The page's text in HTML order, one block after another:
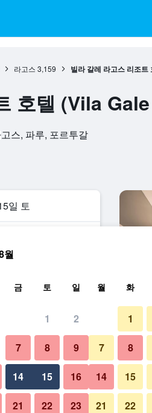
라고스 3,159 빌라 갈레 라고스 리조트
호텔 (Vila
스, 파루, 포르투갈
일 토
바로 예약
프론
월
금 토 일
1 2
7 8 9
14 15 16
21 22 23
월 화
1
7 8
14 15
21 22